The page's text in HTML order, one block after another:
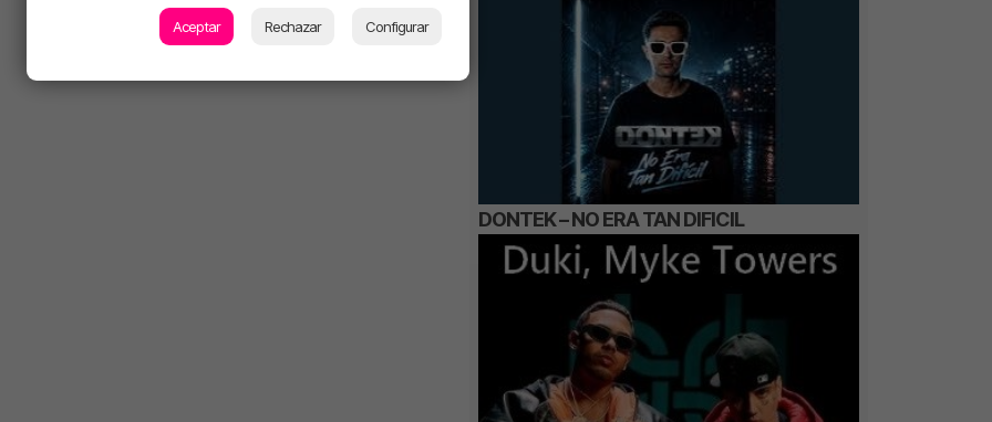
DONTEK – NO ERA TAN DIFICIL
Aceptar Rechazar Configurar